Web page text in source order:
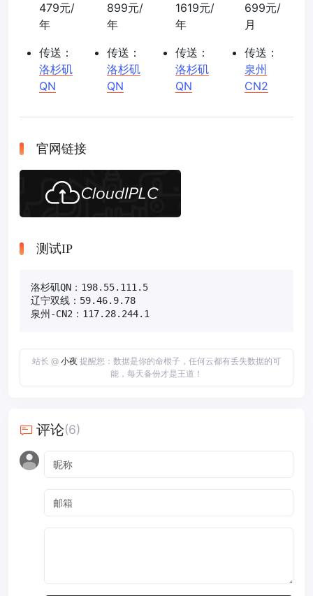
479元/
年
传送：
洛杉矶
QN
899元/
年
传送：
洛杉矶
QN
1619元/
年
传送：
洛杉矶
QN
699元/
月
传送：
泉州
CN2
官网链接
测试IP
洛杉矶QN：198.55.111.5
辽宁双线：59.46.9.78
泉州-CN2：117.28.244.1
站长 @ 小夜 提醒您：数据是你的命根子，任何云都有丢失数据的可
能，每天备份才是王道！
评论(6)